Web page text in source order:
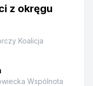
z okręgu
Koalicja
Wspólnota